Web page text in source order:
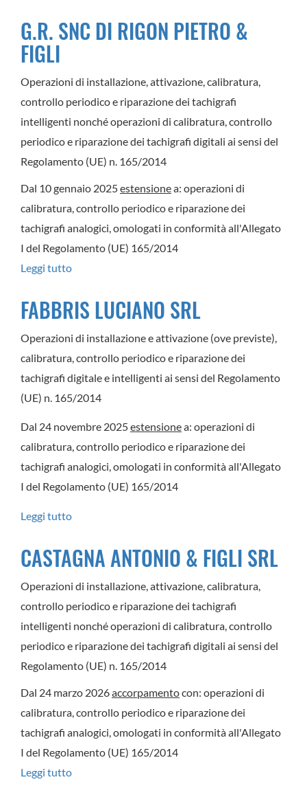
VEICOLI
G.R. SNC DI RIGON PIETRO &
FIGLI
Operazioni di installazione, attivazione, calibratura,
controllo periodico e riparazione dei tachigrafi
intelligenti nonché operazioni di calibratura, controllo
periodico e riparazione dei tachigrafi digitali ai sensi del
Regolamento (UE) n. 165/2014
Dal 10 gennaio 2025estensionea: operazioni di
calibratura, controllo periodico e riparazione dei
tachigrafi analogici, omologati in conformità all'Allegato
I del Regolamento (UE) 165/2014
Leggi tutto
SNC
PIETRO
&
FIGLI
FABBRIS LUCIANO SRL
Operazioni di installazione e attivazione (ove previste),
calibratura, controllo periodico e riparazione dei
tachigrafi digitale e intelligenti ai sensi del Regolamento
(UE) n. 165/2014
Dal 24 novembre 2025estensionea: operazioni di
calibratura, controllo periodico e riparazione dei
tachigrafi analogici, omologati in conformità all'Allegato
I del Regolamento (UE) 165/2014
Leggi tutto
LUCIANO
CASTAGNA ANTONIO & FIGLI SRL
Operazioni di installazione, attivazione, calibratura,
controllo periodico e riparazione dei tachigrafi
intelligenti nonché operazioni di calibratura, controllo
periodico e riparazione dei tachigrafi digitali ai sensi del
Regolamento (UE) n. 165/2014
Dal 24 marzo 2026accorpamentocon: operazioni di
calibratura, controllo periodico e riparazione dei
tachigrafi analogici, omologati in conformità all'Allegato
I del Regolamento (UE) 165/2014
Leggi tutto